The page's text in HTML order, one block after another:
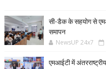
सी-डैक के सहयोग से
समापन
NewsUP 24x7
एमआईटी में